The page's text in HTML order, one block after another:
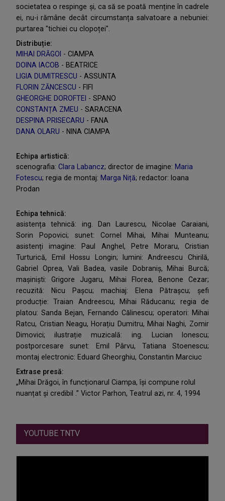
societatea o respinge și, ca să se poată menține în cadrele
ei, nu-i rămâne decât circumstanța salvatoare a nebuniei:
purtarea "tichiei cu clopoței".
Distribuție:
MIHAI DRĂGOI - CIAMPA
DOINA IACOB - BEATRICE
LIGIA DUMITRESCU - ASSUNTA
FLORIN ZĂNCESCU - FIFI
GHEORGHE DOROFTEI - SPANO
CONSTANȚA ZMEU - SARACENA
DESPINA PRISECARU - FANA
DANA OLARU - NINA CIAMPA
Echipa artistică:
scenografia:Clara Labancz; director de imagine: Maria
Fotescu; regia de montaj: Marga Niță; redactor: Ioana
Prodan
Echipa tehnică:
asistența tehnică: ing. Dan Laurescu, Nicolae Caraiani,
Sorin Popovici; sunet: Cornel Mihai, Mihai Munteanu;
asistenți imagine: Paul Anghel, Petre Moraru, Cristian
Turturică, Emil Hossu Longin; lumini: Andreescu Chirilă,
Gabriel Oprea, Vali Badea, vasile Dobraniș, Mihai Burcă;
mașiniști: Grigore Jugaru, Mihai Florea, Benone Cezar;
recuzită: Nicu Pașcu; machiaj: Elena Pătrașcu; șefi
producție: Traian Andreescu, Mihai Răducanu; regia de
platou: Sanda Bejan, Fernando Călinescu; operatori: Mihai
Ratcu, Cristian Neagu, Horațiu Dumitru, Mihai Naghi, Zomir
Dimovici; ilustrație muzicală: ing. Lucian Ionescu;
postporcesare sunet: Emil Pârvu, Tatiana Stoenescu;
montaj electronic: Eduard Gheorghiu, Constantin Marciuc
Extrase presă:
„Mihai Drăgoi, în funcționarul Ciampa, îşi compune rolul
nuanțat şi credibil .” Victor Parhon, Teatrul azi, nr. 4, 1994
YOUTUBE TNTV